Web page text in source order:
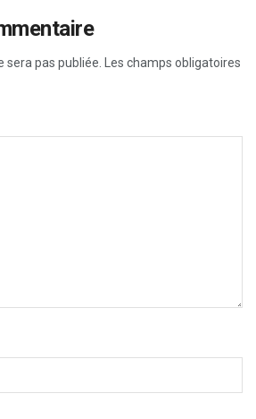
pas publiée.
Les champs obligatoires